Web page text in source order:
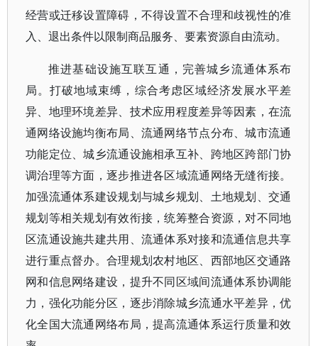
经营或迁移设置障碍，不得设置不合理和歧视性的准
入、退出条件以限制商品服务、要素资源自由流动。
推进基础设施互联互通，完善城乡流通体系布
局。打破地域束缚，综合考虑区域经济发展水平差
异、地理环境差异、技术应用程度差异等因素，在流
通网络设施均衡布局、流通网络节点分布、城市流通
功能定位、城乡流通设施相承互补、跨地区跨部门协
调治理等方面，逐步推进各区域流通网络无缝衔接。
加强流通体系建设规划与城乡规划、土地规划、交通
规划等相关规划有效衔接，统筹整合资源，对不同地
区流通设施共建共用、流通体系对接和流通信息共享
进行重点督办。合理规划农村地区、西部地区交通路
网和信息网络建设，提升不同区域间流通体系协调能
力，强化功能分区，逐步消除城乡流通水平差异，优
化全国大流通网络布局，提高流通体系运行质量和效